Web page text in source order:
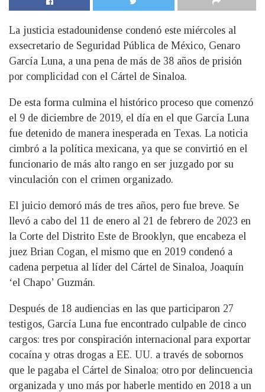
La justicia estadounidense condenó este miércoles al
exsecretario de Seguridad Pública de México, Genaro
García Luna, a una pena de más de 38 años de prisión
por complicidad con el Cártel de Sinaloa.
De esta forma culmina el histórico proceso que comenzó
el 9 de diciembre de 2019, el día en el que García Luna
fue detenido de manera inesperada en Texas. La noticia
cimbró a la política mexicana, ya que se convirtió en el
funcionario de más alto rango en ser juzgado por su
vinculación con el crimen organizado.
El juicio demoró más de tres años, pero fue breve. Se
llevó a cabo del 11 de enero al 21 de febrero de 2023 en
la Corte del Distrito Este de Brooklyn, que encabeza el
juez Brian Cogan, el mismo que en 2019 condenó a
cadena perpetua al líder del Cártel de Sinaloa, Joaquín
‘el Chapo’ Guzmán.
Después de 18 audiencias en las que participaron 27
testigos, García Luna fue encontrado culpable de cinco
cargos: tres por conspiración internacional para exportar
cocaína y otras drogas a EE. UU. a través de sobornos
que le pagaba el Cártel de Sinaloa; otro por delincuencia
organizada y uno más por haberle mentido en 2018 a un